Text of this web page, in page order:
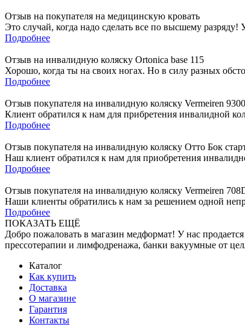
Отзыв на покупателя на медицинскую кровать
Это случай, когда надо сделать все по высшему
Подробнее
Отзыв на инвалидную коляску Ortonica base 115
Хорошо, когда ты на своих ногах. Но в силу разных
Подробнее
Отзыв покупателя на инвалидную коляску Vermeiren 9300
Клиент обратился к нам для прибретения инвалидной
Подробнее
Отзыв покупателя на инвалидную коляску Отто Бок
Наш клиент обратился к нам для приобретения
Подробнее
Отзыв покупателя на инвалидную коляску Vermeiren
Наши клиенты обратились к нам за решением одной
Подробнее
ПОКАЗАТЬ ЕЩЁ
Добро пожаловать в магазин медформат! У нас
прессотерапии и лимфодренажа, банки вакуумные от
Каталог
Как купить
Доставка
О магазине
Гарантия
Контакты